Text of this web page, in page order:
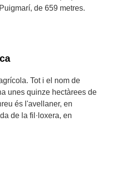
de 659 metres.
Tot i el nom de
unes quinze hectàrees de
és l'avellaner, en
de la fil·loxera, en